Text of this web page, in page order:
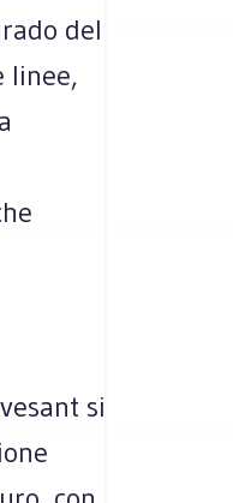
del
linee,
si